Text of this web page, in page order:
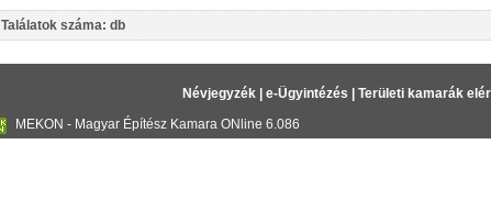
Találatok száma: db
Névjegyzék| e-Ügyintézés Területi kamarák
MEKON - Magyar Építész Kamara ONline 6.086